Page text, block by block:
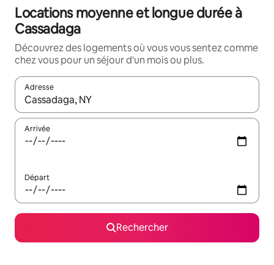
Locations moyenne et longue durée à
Cassadaga
Découvrez des logements où vous vous sentez comme
chez vous pour un séjour d'un mois ou plus.
Adresse
Lorsque les résultats s'affichent, utilisez les flèches vers le
Arrivée
Départ
Rechercher